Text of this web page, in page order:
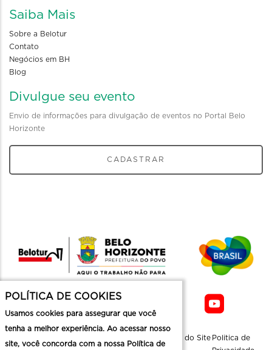
Saiba Mais
Sobre a Belotur
Contato
Negócios em BH
Blog
Divulgue seu evento
Envio de informações para divulgação de eventos no Portal Belo
Horizonte
CADASTRAR
Mapa do Site Politica de
POLÍTICA DE COOKIES
Usamos cookies para assegurar que você
tenha a melhor experiência. Ao acessar nosso
site, você concorda com a nossa Política de